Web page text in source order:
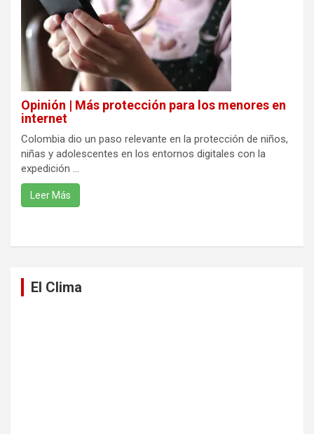
Opinión | Más protección para los menores en
internet
Colombia dio un paso relevante en la protección de niños,
niñas y adolescentes en los entornos digitales con la
expedición ...
Leer Más
El Clima